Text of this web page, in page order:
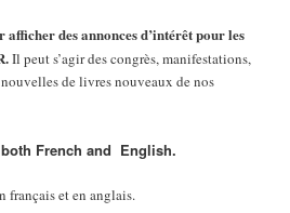
des annonces d’intérêt pour les
Il peut s’agir des congrès, manifestations,
de livres nouveaux de nos
French and English.
français et en anglais.